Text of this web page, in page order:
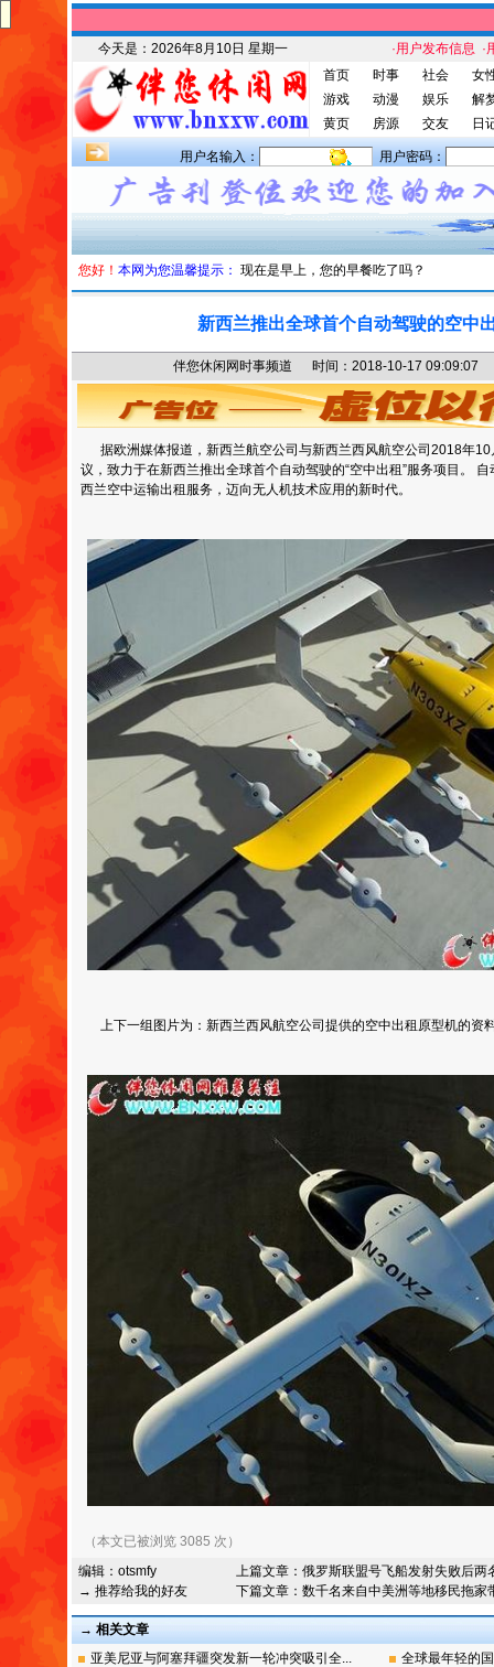
今天是： 2026年8月10日 星期一 ·用户发布信息 ·
首页
时事 社会
女
游戏
动漫 娱乐
解
黄页
房源 交友 日
用户名输入： 用户密码：
您好！ 本网为您温馨提示： 现在是早上，您的早餐吃了吗？
新西兰推出全球首个自动驾驶的空中
伴您休闲网时事频道 时间：2018-10-17
据欧洲媒体报道，新西兰航空公司与新西兰西风航空公司2018年
议，致力于在新西兰推出全球首个自动驾驶的“空中出租”服务项目。
西兰空中运输出租服务，迈向无人机技术应用的新时代。
上下一组图片为：新西兰西风航空公司提供的空中出租原型机的资
（本文已被浏览 3085 次）
编辑： otsmfy
→ 推荐给我的好友
上篇文章： 俄罗斯联盟号飞船发射失败后两
下篇文章： 数千名来自中美洲等地移民拖家
→ 相关文章
亚美尼亚与阿塞拜疆突发新一轮冲突吸引全...
全球最年轻的